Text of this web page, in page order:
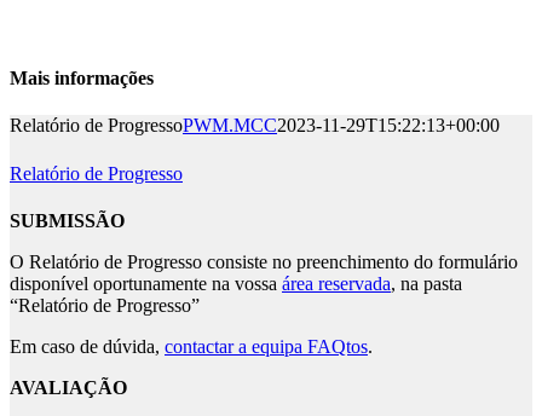
Mais informações
Relatório de ProgressoPWM.MCC2023-11-29T15:22:13+00:00
Relatório de Progresso
SUBMISSÃO
O Relatório de Progresso consiste no preenchimento do formulário
disponível oportunamente na vossa área reservada, na pasta
“Relatório de Progresso”
Em caso de dúvida, contactar a equipa FAQtos.
AVALIAÇÃO